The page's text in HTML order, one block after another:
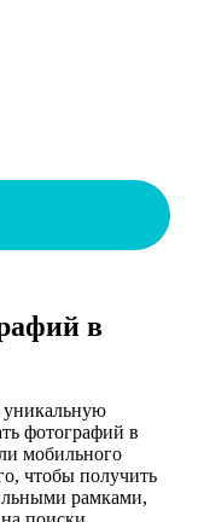
в
уникальную
фотографий в
мобильного
чтобы получить
рамками,